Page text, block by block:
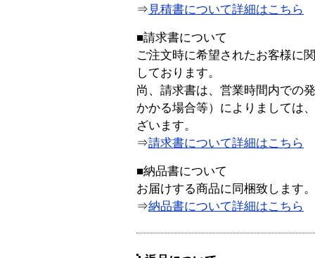
⇒ 見積書について詳細はこちら
■請求書について
ご注文時に希望されたお客様に
しております。
尚、請求書は、営業時間内での
かかる場合等）によりましては
ざいます。
⇒請求書について詳細はこちら
■納品書について
お届けする商品に同梱致します。
⇒納品書について詳細はこちら